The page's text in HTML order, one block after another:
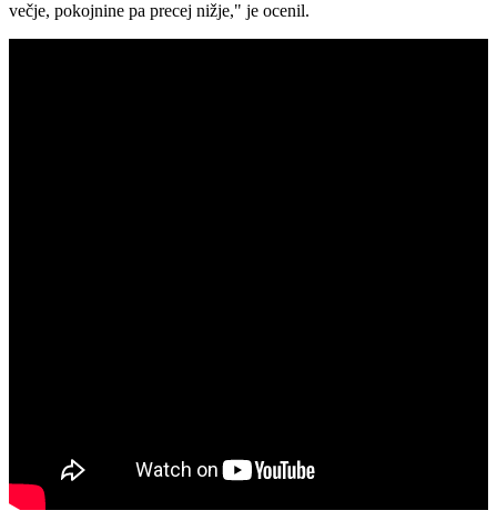
večje, pokojnine pa precej nižje," je ocenil.